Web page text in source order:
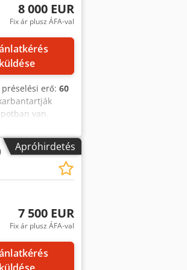
mm Bemeneti
x 1568 x
8 000 EUR
Fix ár plusz ÁFA-val
préselési erő: 60
van.
1195 x 650
A gép
karton, vágógép
esetén a
részletek
érdeklődjön
átvétellel
előtt
Eefx Akiock
Apróhirdetés
7 500 EUR
Fix ár plusz ÁFA-val